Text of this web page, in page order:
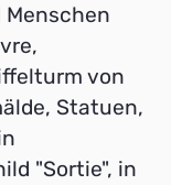
von
Statuen,
"Sortie", in